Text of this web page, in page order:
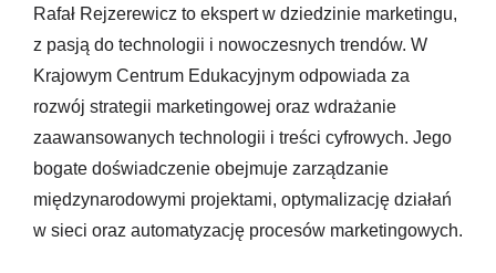
Rafał Rejzerewicz to ekspert w dziedzinie marketingu,
z pasją do technologii i nowoczesnych trendów. W
Krajowym Centrum Edukacyjnym odpowiada za
rozwój strategii marketingowej oraz wdrażanie
zaawansowanych technologii i treści cyfrowych. Jego
bogate doświadczenie obejmuje zarządzanie
międzynarodowymi projektami, optymalizację działań
w sieci oraz automatyzację procesów marketingowych.